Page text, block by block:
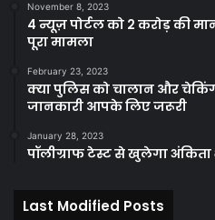
November 8, 2023
4 न्यूज़ पोर्टल को 2 करोड़ की
पूरा मामला
February 23, 2023
क्या पुलिस को चालान और
जानकारी आपके लिए जरूरी
January 28, 2023
पॉलीग्राफ टेस्ट से खुलेगा
Last Modified Posts